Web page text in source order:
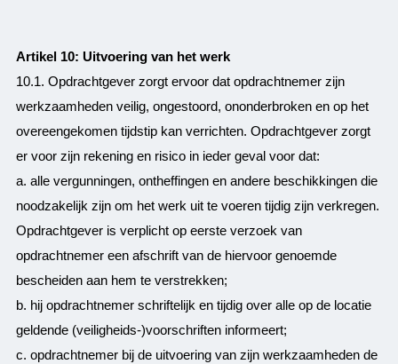
Artikel 10: Uitvoering van het werk
10.1. Opdrachtgever zorgt ervoor dat opdrachtnemer zijn
werkzaamheden veilig, ongestoord, ononderbroken en op het
overeengekomen tijdstip kan verrichten. Opdrachtgever zorgt
er voor zijn rekening en risico in ieder geval voor dat:
a. alle vergunningen, ontheffingen en andere beschikkingen die
noodzakelijk zijn om het werk uit te voeren tijdig zijn verkregen.
Opdrachtgever is verplicht op eerste verzoek van
opdrachtnemer een afschrift van de hiervoor genoemde
bescheiden aan hem te verstrekken;
b. hij opdrachtnemer schriftelijk en tijdig over alle op de locatie
geldende (veiligheids-)voorschriften informeert;
c. opdrachtnemer bij de uitvoering van zijn werkzaamheden de